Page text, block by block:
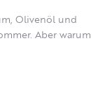
Olivenöl und
Aber warum